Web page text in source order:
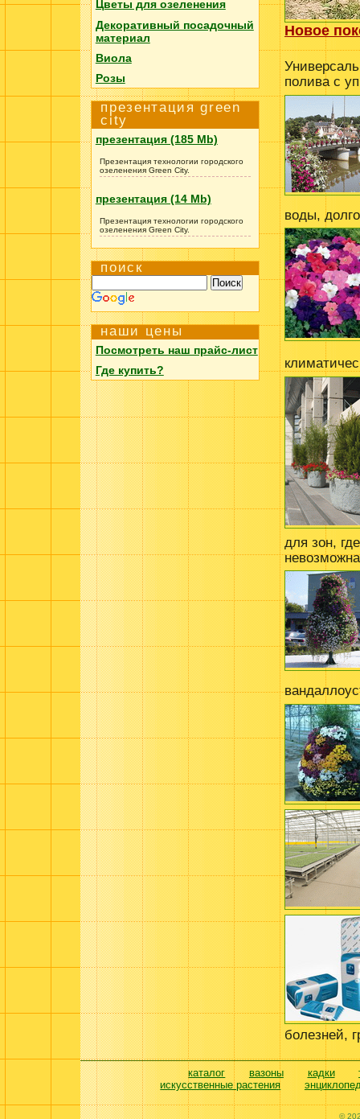
Цветы для озеленения
Декоративный посадочный
материал
Виола
Розы
презентация green
city
презентация (185 Mb)
Презентация технологии городского
озеленения Green City.
презентация (14 Mb)
Презентация технологии городского
озеленения Green City.
поиск
наши цены
Посмотреть наш прайс-лист
Где купить?
Новое
полива с
воды,
для зон,
болезней,
каталог вазоны кадки
искусственные растения
©